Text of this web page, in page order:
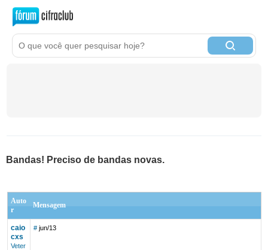
Bandas! Preciso de bandas novas.
Auto
r
Mensagem
caio
cxs
Veter
# jun/13